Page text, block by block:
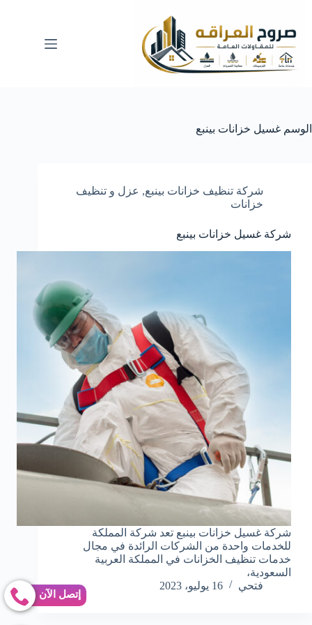
المحتوى
الوسم غسيل خزانات بينبع
شركة تنظيف خزانات بينبع, عزل و تنظيف
خزانات
شركة غسيل خزانات بينبع
شركة غسيل خزانات بينبع تعد شركة المملكة
للخدمات واحدة من الشركات الرائدة في مجال
خدمات تنظيف الخزانات في المملكة العربية
السعودية،
فتحي
16 يوليو، 2023
إتصل الآن